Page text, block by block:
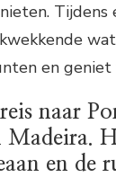
en geniet
naar
en de